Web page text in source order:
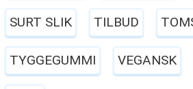
SURT SLIK TILBUD
TYGGEGUMMI VEGANSK